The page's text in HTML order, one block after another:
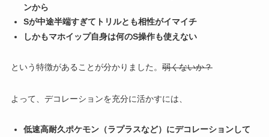
ンから
Sが中途半端すぎてトリルとも相性がイマイチ
しかもマホイップ自身は何のS操作も使えない
という特徴があることが分かりました。 弱くないか？
よって、デコレーションを充分に活かすには、
低速高耐久ポケモン（ラプラスなど）にデコレーションして